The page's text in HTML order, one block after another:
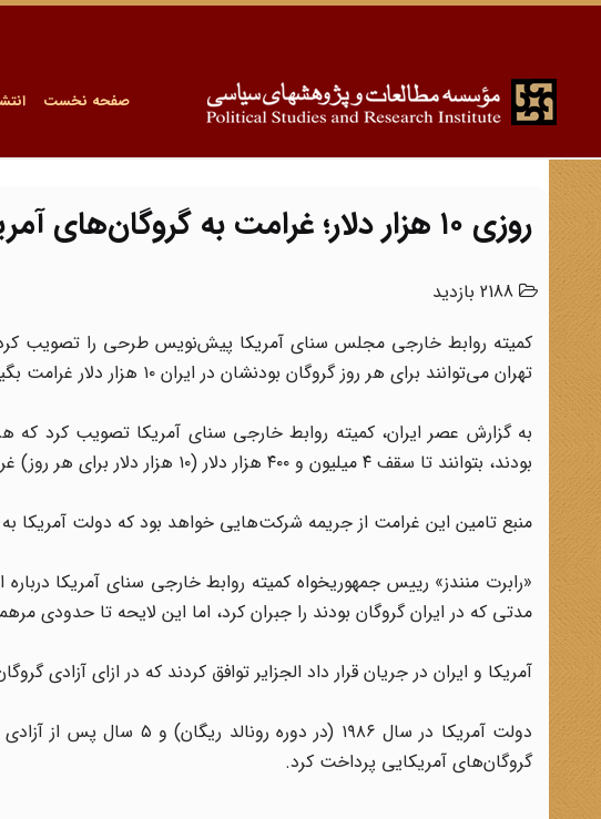
صفحه نخست
روزی ۱۰ هزار دلار؛ غرامت به گروگان‌های آمریکایی در ایران
تهران می‌توانند برای هر روز گروگان بودنشان در ایران ۱۰ هزار دلار غرامت بگیرند.
بودند، بتوانند تا سقف ۴ میلیون و ۴۰۰ هزار دلار (۱۰ هزار دلار برای هر روز) غرامت بگیرند.
منبع تامین این غرامت از جریمه شرکت‌هایی خواهد بود که دولت
«رابرت منندز» رییس جمهوریخواه کمیته روابط خارجی سنای آمریکا
مدتی که در ایران گروگان بودند را جبران کرد، اما این لایحه تا حدودی
آمریکا و ایران در جریان قرار داد الجزایر توافق کردند که در ازای
گروگان‌های آمریکایی پرداخت کرد.